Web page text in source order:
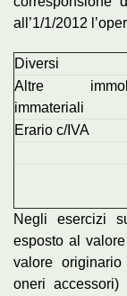
all’1/1/2012
Diversi
Altre
immateriali
Erario c/IVA
Negli esercizi
esposto al
valore
oneri